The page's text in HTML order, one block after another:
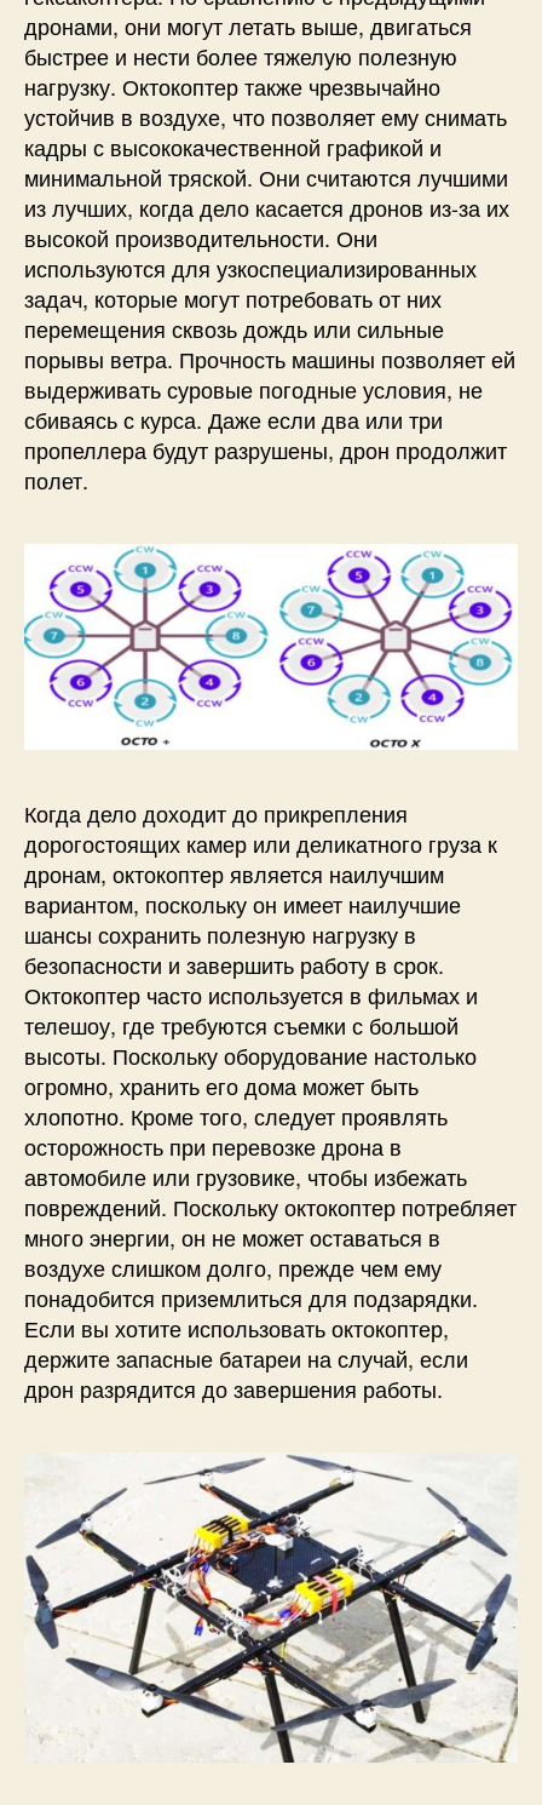
дронами, они могут летать выше, двигаться
быстрее и нести более тяжелую полезную
нагрузку. Октокоптер также чрезвычайно
устойчив в воздухе, что позволяет ему снимать
кадры с высококачественной графикой и
минимальной тряской. Они считаются лучшими
из лучших, когда дело касается дронов из-за их
высокой производительности. Они
используются для узкоспециализированных
задач, которые могут потребовать от них
перемещения сквозь дождь или сильные
порывы ветра. Прочность машины позволяет ей
выдерживать суровые погодные условия, не
сбиваясь с курса. Даже если два или три
пропеллера будут разрушены, дрон продолжит
полет.
Когда дело доходит до прикрепления
дорогостоящих камер или деликатного груза к
дронам, октокоптер является наилучшим
вариантом, поскольку он имеет наилучшие
шансы сохранить полезную нагрузку в
безопасности и завершить работу в срок.
Октокоптер часто используется в фильмах и
телешоу, где требуются съемки с большой
высоты. Поскольку оборудование настолько
огромно, хранить его дома может быть
хлопотно. Кроме того, следует проявлять
осторожность при перевозке дрона в
автомобиле или грузовике, чтобы избежать
повреждений. Поскольку октокоптер потребляет
много энергии, он не может оставаться в
воздухе слишком долго, прежде чем ему
понадобится приземлиться для подзарядки.
Если вы хотите использовать октокоптер,
держите запасные батареи на случай, если
дрон разрядится до завершения работы.